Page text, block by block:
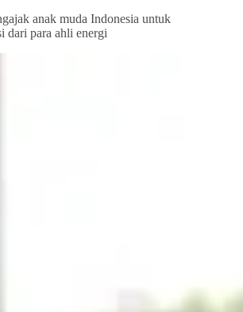
anak muda Indonesia untuk
dari para ahli energi